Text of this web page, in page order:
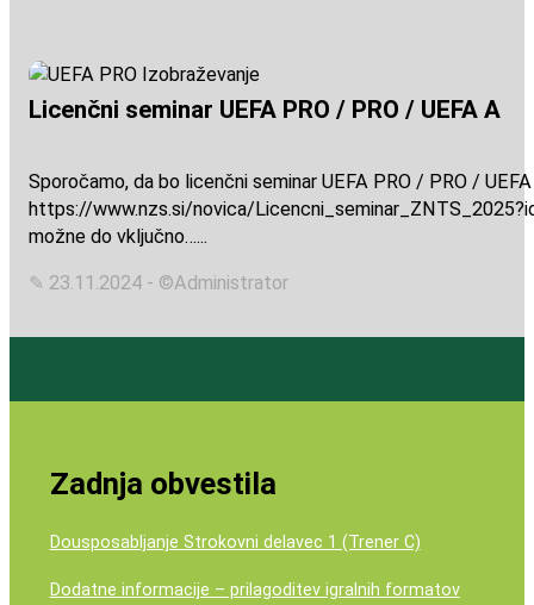
Licenčni seminar UEFA PRO / PRO / UEFA A
Sporočamo, da bo licenčni seminar UEFA PRO / PRO /
https://www.nzs.si/novica/
možne do vključno…...
✎ 23.11.2024 - ©Administrator
Zadnja obvestila
Dousposabljanje Strokovni delavec 1 (Trener C)
Dodatne informacije – prilagoditev igralnih formatov